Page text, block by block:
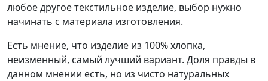
любое другое текстильное изделие, выбор нужно
начинать с материала изготовления.
Есть мнение, что изделие из 100% хлопка,
неизменный, самый лучший вариант. Доля правды в
данном мнении есть, но из чисто натуральных